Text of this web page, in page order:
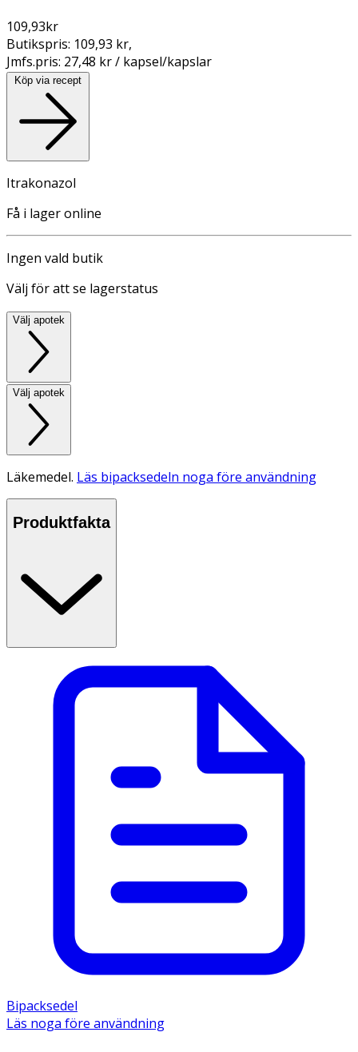
109,93kr
Butikspris: 109,93 kr,
Jmfs.pris: 27,48 kr / kapsel/kapslar
Köp via recept
Itrakonazol
Få i lager online
Ingen vald butik
Välj för att se lagerstatus
Välj apotek
Välj apotek
Läkemedel. Läs bipacksedeln noga före användning
Produktfakta
Bipacksedel
Läs noga före användning